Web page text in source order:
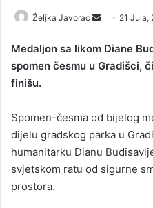
Željka Javorac
n
d
e
m
a
i
21 Jula,
Medaljon sa likom Diane
spomen česmu u Gradišci,
finišu.
Spomen-česma od bijelog
dijelu gradskog parka u
humanitarku Dianu
svjetskom ratu od sigurne
prostora.